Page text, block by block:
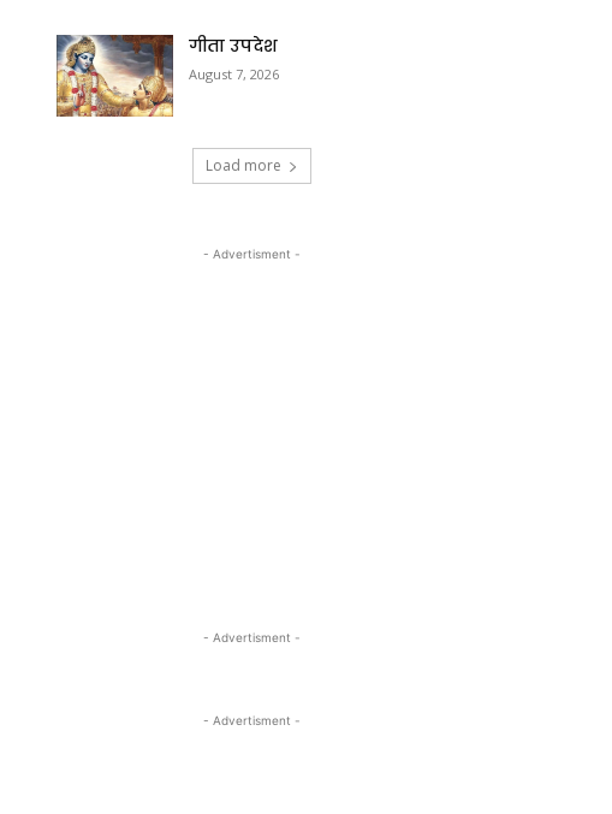
गीता उपदेश
August 7, 2026
Load more
- Advertisment -
- Advertisment -
- Advertisment -